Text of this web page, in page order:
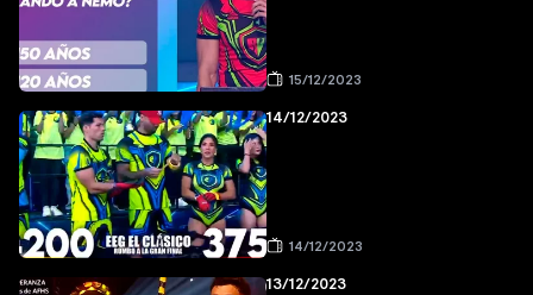
15/12/2023
14/12/2023
14/12/2023
13/12/2023